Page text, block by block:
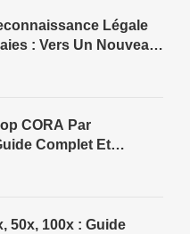
Légale
: Vers Un Nouveau
CORA Par
Complet Et
50x, 100x : Guide